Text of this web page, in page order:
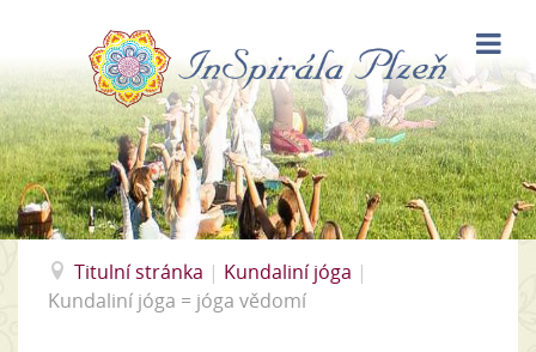
Titulní stránka | Kundaliní jóga |
Kundaliní jóga = jóga vědomí